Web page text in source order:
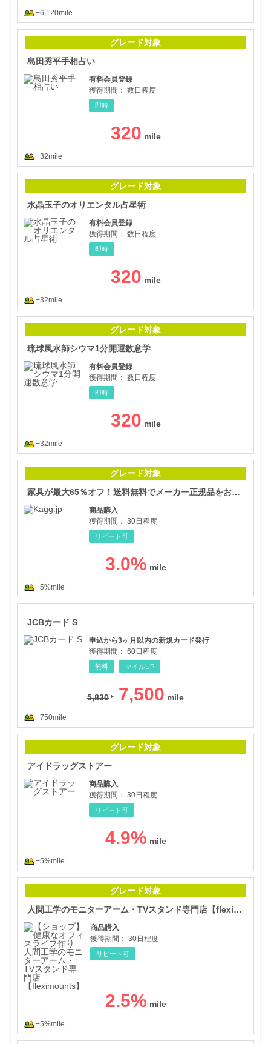
+6,120mile
グレード対象
島田秀平手相占い
有料会員登録
獲得期間： 数日程度
即時
320
+32mile
グレード対象
水晶玉子のオリエンタル占星術
有料会員登録
獲得期間： 数日程度
即時
320
+32mile
グレード対象
琉球風水師シウマ1分開運数意学
有料会員登録
獲得期間： 数日程度
即時
320
+32mile
グレード対象
家具が最大65％オフ！送料無料でメーカー正規品をお届け【Kagg.jp】
商品購入
獲得期間： 30日程度
リピート可
3.0%
+5%mile
JCBカード S
申込から3ヶ月以内の新規カード発行
獲得期間： 60日程度
無料 マイルUP
5,830 7,500
+750mile
グレード対象
アイドラッグストアー
商品購入
獲得期間： 30日程度
リピート可
4.9%
+5%mile
グレード対象
人間工学のモニターアーム・TVスタンド専門店【fleximounts】
商品購入
獲得期間： 30日程度
リピート可
2.5%
+5%mile